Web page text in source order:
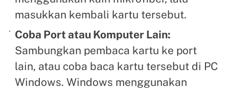
masukkan kembali kartu tersebut.
Coba Port atau Komputer Lain:
Sambungkan pembaca kartu ke port
lain, atau coba baca kartu tersebut di PC
Windows. Windows menggunakan